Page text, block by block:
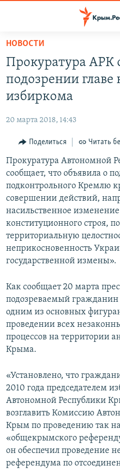
Вернуться
основному
содержанию
Вернутся
главной
навигации
Вернутся
поиску
СПЕЦПРОЕКТЫ
ГРУЗ 200
11 ЛЕТ ОККУПАЦИИ КРЫМА. 11
ВОДА
ЕЩЕ
ИНТЕРАКТИВ
ИНФОГРАФИКА
ТЕЛЕПРОЕКТ КРЫМ.РЕАЛИИ
СОВЕТЫ ПРАВОЗАЩИТНИКОВ
ПРОПАВШИЕ БЕЗ ВЕСТИ
ПОБЕДИТЕЛЕЙ НЕ СУДЯТ?
КРЫМ.НЕПОКОРЕННЫЙ
УКРАИНСКАЯ ПРОБЛЕМА КРЫМА
РАДІО СВОБОДА
КАК ОБОЙТИ БЛОКИРОВКУ
Українською
Qırımtatar
ПРИСОЕДИНЯЙТЕСЬ!
Все сайты RFE/RL
НОВОСТИ
Прокуратура АРК
подозрении
избиркома
20 марта 2018, 14:43
Поделиться Читать
Прокуратура Автономной
сообщает, что объявила о
подконтрольного Кремлю
совершении действий,
насильственное
конституционного строя,
территориальную
неприкосновенность
государственной измены».
Как сообщает 20 марта
подозреваемый гражданин
одним из основных
проведении всех
процессов на территории
Крыма.
«Установлено, что
2010 года председателем
Автономной Республики
возглавить Комиссию
Крым по проведению так
«общекрымского
он обеспечил проведение
референдума по